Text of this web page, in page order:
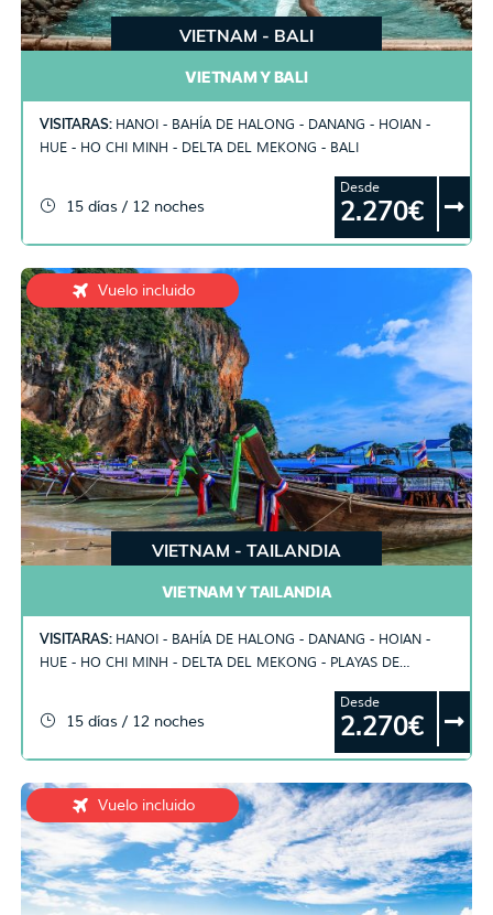
VIETNAM - BALI
VIETNAM Y BALI
VISITARAS: HANOI - BAHÍA DE HALONG - DANANG - HOIAN -
HUE - HO CHI MINH - DELTA DEL MEKONG - BALI
15 días / 12 noches
Desde
2.270€
Vuelo incluido
VIETNAM - TAILANDIA
VIETNAM Y TAILANDIA
VISITARAS: HANOI - BAHÍA DE HALONG - DANANG - HOIAN -
HUE - HO CHI MINH - DELTA DEL MEKONG - PLAYAS DE
15 días / 12 noches
Desde
2.270€
Vuelo incluido